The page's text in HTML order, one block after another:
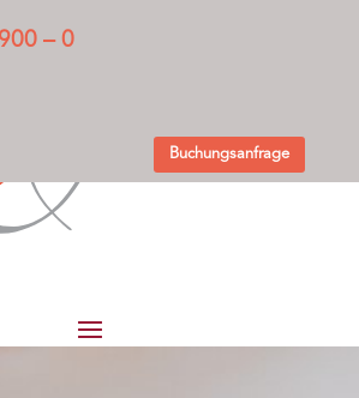
– 0
Buchungsanfrage